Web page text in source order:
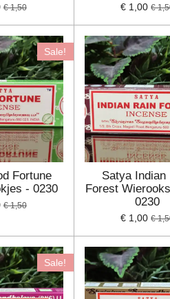
€ 1,50 € 1,00 €
Sale!
Fortune
- 0230
€ 1,50
Satya Indian
Forest
0230
€ 1,00 €
Sale!